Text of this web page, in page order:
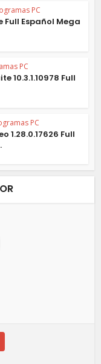
PC
Full Español Mega
PC
10.3.1.10978 Full
PC
1.28.0.17626 Full